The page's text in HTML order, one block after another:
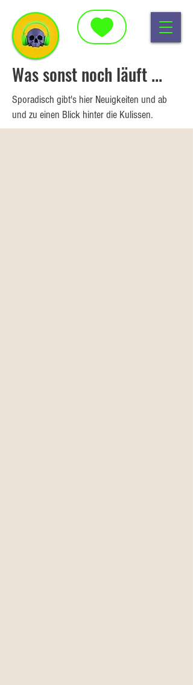
Was sonst noch läuft ...
Sporadisch gibt's hier Neuigkeiten und ab
und zu einen Blick hinter die Kulissen.